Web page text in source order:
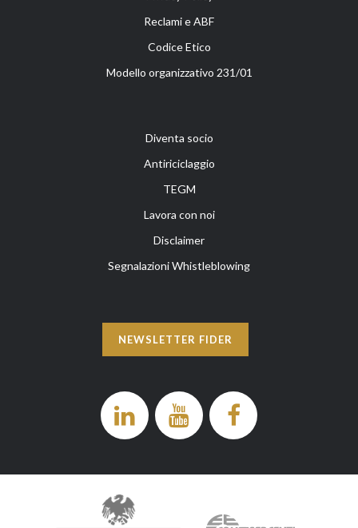
Reclami e ABF
Codice Etico
Modello organizzativo 231/01
Diventa socio
Antiriciclaggio
TEGM
Lavora con noi
Disclaimer
Segnalazioni Whistleblowing
NEWSLETTER FIDER